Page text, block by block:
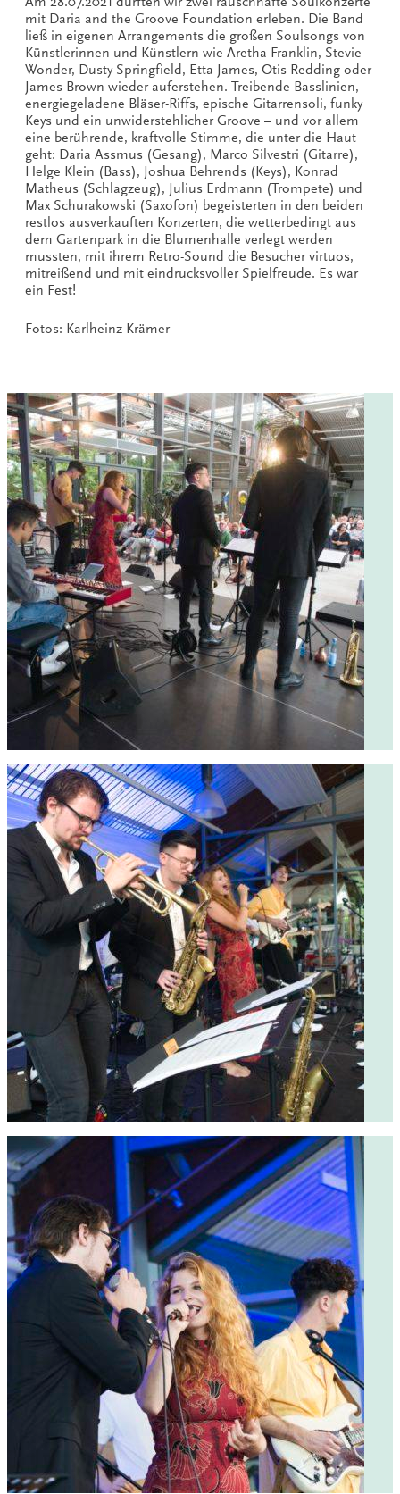
mit Daria and the Groove Foundation erleben. Die Band
ließ in eigenen Arrangements die großen Soulsongs von
Künstlerinnen und Künstlern wie Aretha Franklin, Stevie
Wonder, Dusty Springfield, Etta James, Otis Redding oder
James Brown wieder auferstehen. Treibende Basslinien,
energiegeladene Bläser-Riffs, epische Gitarrensoli, funky
Keys und ein unwiderstehlicher Groove – und vor allem
eine berührende, kraftvolle Stimme, die unter die Haut
geht: Daria Assmus (Gesang), Marco Silvestri (Gitarre),
Helge Klein (Bass), Joshua Behrends (Keys), Konrad
Matheus (Schlagzeug), Julius Erdmann (Trompete) und
Max Schurakowski (Saxofon) begeisterten in den beiden
restlos ausverkauften Konzerten, die wetterbedingt aus
dem Gartenpark in die Blumenhalle verlegt werden
mussten, mit ihrem Retro-Sound die Besucher virtuos,
mitreißend und mit eindrucksvoller Spielfreude. Es war
ein Fest!
Fotos: Karlheinz Krämer